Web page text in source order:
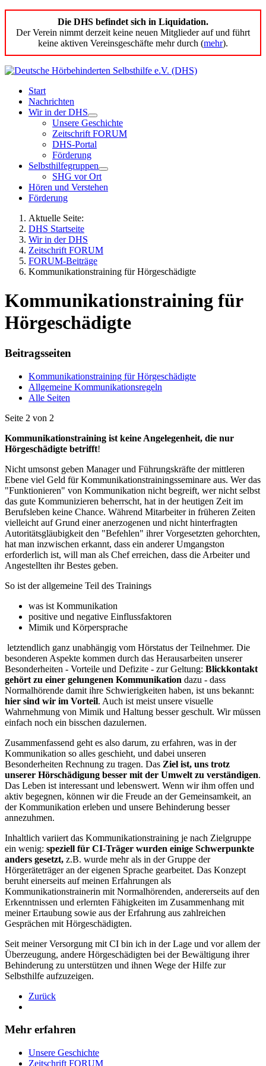
Die DHS befindet sich in Liquidation.
Der Verein nimmt derzeit keine neuen Mitglieder auf und führt
keine aktiven Vereinsgeschäfte mehr durch (mehr).
Start
Nachrichten
Wir in der DHS
Unsere Geschichte
Zeitschrift FORUM
DHS-Portal
Förderung
Selbsthilfegruppen
SHG vor Ort
Hören und Verstehen
Förderung
Aktuelle Seite:
DHS Startseite
Wir in der DHS
Zeitschrift FORUM
FORUM-Beiträge
Kommunikationstraining für Hörgeschädigte
Kommunikationstraining für
Hörgeschädigte
Beitragsseiten
Kommunikationstraining für Hörgeschädigte
Allgemeine Kommunikationsregeln
Alle Seiten
Seite 2 von 2
Kommunikationstraining ist keine Angelegenheit, die nur
Hörgeschädigte betrifft!
Nicht umsonst geben Manager und Führungskräfte der mittleren
Ebene viel Geld für Kommunikationstrainingsseminare aus. Wer das
"Funktionieren" von Kommunikation nicht begreift, wer nicht selbst
das gute Kommunizieren beherrscht, hat in der heutigen Zeit im
Berufsleben keine Chance. Während Mitarbeiter in früheren Zeiten
vielleicht auf Grund einer anerzogenen und nicht hinterfragten
Autoritätsgläubigkeit den "Befehlen" ihrer Vorgesetzten gehorchten,
hat man inzwischen erkannt, dass ein anderer Umgangston
erforderlich ist, will man als Chef erreichen, dass die Arbeiter und
Angestellten ihr Bestes geben.
So ist der allgemeine Teil des Trainings
was ist Kommunikation
positive und negative Einflussfaktoren
Mimik und Körpersprache
letztendlich ganz unabhängig vom Hörstatus der Teilnehmer. Die
besonderen Aspekte kommen durch das Herausarbeiten unserer
Besonderheiten - Vorteile und Defizite - zur Geltung: Blickkontakt
gehört zu einer gelungenen Kommunikation dazu - dass
Normalhörende damit ihre Schwierigkeiten haben, ist uns bekannt:
hier sind wir im Vorteil. Auch ist meist unsere visuelle
Wahrnehmung von Mimik und Haltung besser geschult. Wir müssen
einfach noch ein bisschen dazulernen.
Zusammenfassend geht es also darum, zu erfahren, was in der
Kommunikation so alles geschieht, und dabei unseren
Besonderheiten Rechnung zu tragen. Das Ziel ist, uns trotz
unserer Hörschädigung besser mit der Umwelt zu verständigen.
Das Leben ist interessant und lebenswert. Wenn wir ihm offen und
aktiv begegnen, können wir die Freude an der Gemeinsamkeit, an
der Kommunikation erleben und unsere Behinderung besser
annezuhmen.
Inhaltlich variiert das Kommunikationstraining je nach Zielgruppe
ein wenig: speziell für CI-Träger wurden einige Schwerpunkte
anders gesetzt, z.B. wurde mehr als in der Gruppe der
Hörgeräteträger an der eigenen Sprache gearbeitet. Das Konzept
beruht einerseits auf meinen Erfahrungen als
Kommunikationstrainerin mit Normalhörenden, andererseits auf den
Erkenntnissen und erlernten Fähigkeiten im Zusammenhang mit
meiner Ertaubung sowie aus der Erfahrung aus zahlreichen
Gesprächen mit Hörgeschädigten.
Seit meiner Versorgung mit CI bin ich in der Lage und vor allem der
Überzeugung, andere Hörgeschädigten bei der Bewältigung ihrer
Behinderung zu unterstützen und ihnen Wege der Hilfe zur
Selbsthilfe aufzuzeigen.
Zurück
Mehr erfahren
Unsere Geschichte
Zeitschrift FORUM